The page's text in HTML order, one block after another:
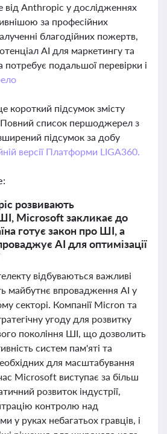
від Anthropic у дослідженнях
за професійних
благодійних пожертв,
AI для маркетингу та
потребує подальшої перевірки і
короткий підсумок змісту
Повний список першоджерел з
підсумок за добу
версії Платформи LIGA360.
розвивають
Microsoft закликає до
готує закон про ШІ, а
AI для оптимізації
відбуваються важливі
майбутнє впровадження AI у
секторі. Компанії Micron та
угоду для розвитку
покоління ШІ, що дозволить
систем пам'яті та
для масштабування
Microsoft виступає за більш
розвиток індустрії,
контролю над
у руках небагатьох гравців, і